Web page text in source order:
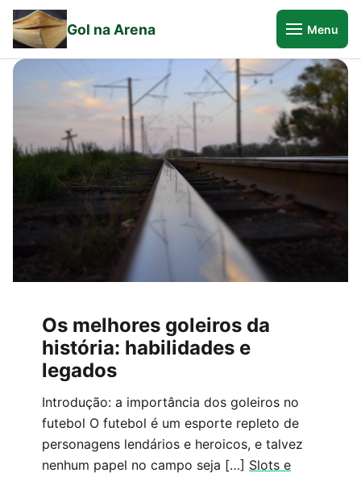
Gol na Arena Menu
Os melhores goleiros da
história: habilidades e
legados
Introdução: a importância dos goleiros no
futebol O futebol é um esporte repleto de
personagens lendários e heroicos, e talvez
nenhum papel no campo seja […] Slots e